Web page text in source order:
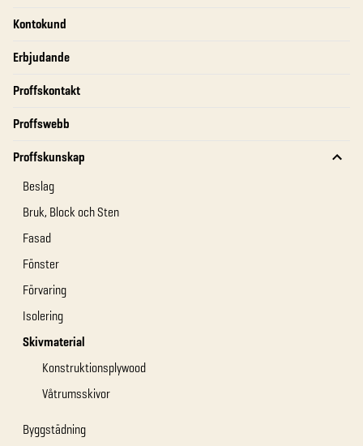
Kontokund
Erbjudande
Proffskontakt
Proffswebb
Proffskunskap
Beslag
Bruk, Block och Sten
Fasad
Fönster
Förvaring
Isolering
Skivmaterial
Konstruktionsplywood
Våtrumsskivor
Byggstädning